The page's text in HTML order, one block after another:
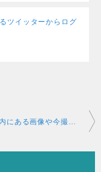
ツイッターからログ
iPhone内にある画像や今撮った画像をツイッターにアップする方法！